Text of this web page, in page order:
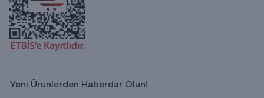
Yeni Ürünlerden Haberdar Olun!